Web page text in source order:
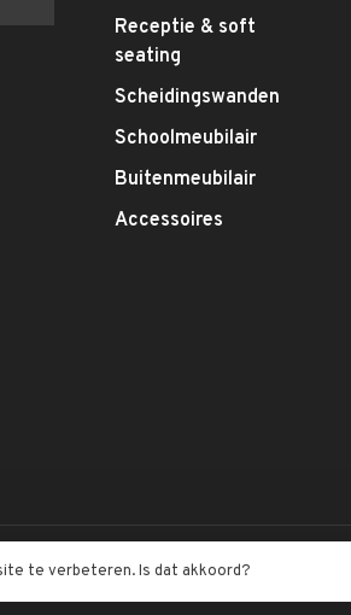
Receptie & soft
seating
Scheidingswanden
Schoolmeubilair
Buitenmeubilair
Accessoires
te verbeteren. Is dat akkoord?